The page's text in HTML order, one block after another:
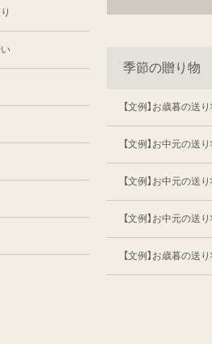
季節の贈り物
【文例】お歳暮の送
【文例】お中元の送
【文例】お中元の送り
【文例】お中元の送
【文例】お歳暮の送